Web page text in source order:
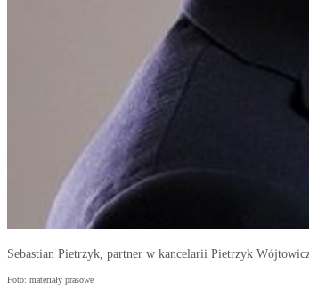
Sebastian Pietrzyk, partner w kancelarii Pietrzyk
Foto: materiały prasowe